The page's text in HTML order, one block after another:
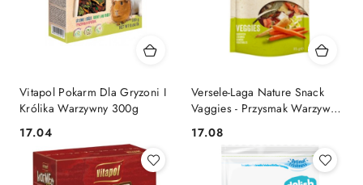
Vitapol Pokarm Dla Gryzoni I
Królika Warzywny 300g
Cena:
17.04
Versele-Laga Nature Snack
Vaggies - Przysmak Warzywny
85g
Cena:
17.08